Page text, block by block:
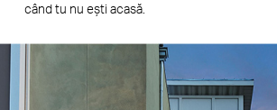
când tu nu ești acasă.